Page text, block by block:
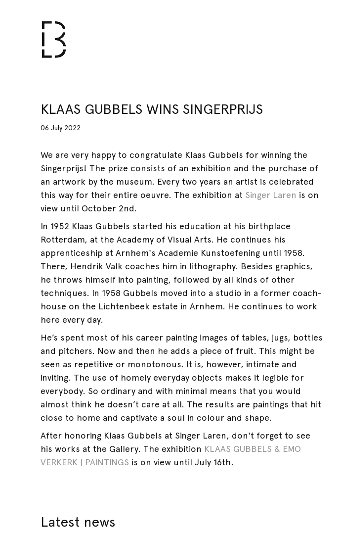
KLAAS GUBBELS WINS SINGERPRIJS
06 July 2022
We are very happy to congratulate Klaas Gubbels for winning the
Singerprijs! The prize consists of an exhibition and the purchase of
an artwork by the museum. Every two years an artist is celebrated
this way for their entire oeuvre. The exhibition at Singer Laren is on
view until October 2nd.
In 1952 Klaas Gubbels started his education at his birthplace
Rotterdam, at the Academy of Visual Arts. He continues his
apprenticeship at Arnhem's Academie Kunstoefening until 1958.
There, Hendrik Valk coaches him in lithography. Besides graphics,
he throws himself into painting, followed by all kinds of other
techniques. In 1958 Gubbels moved into a studio in a former coach-
house on the Lichtenbeek estate in Arnhem. He continues to work
here every day.
He’s spent most of his career painting images of tables, jugs, bottles
and pitchers. Now and then he adds a piece of fruit. This might be
seen as repetitive or monotonous. It is, however, intimate and
inviting. The use of homely everyday objects makes it legible for
everybody. So ordinary and with minimal means that you would
almost think he doesn’t care at all. The results are paintings that hit
close to home and captivate a soul in colour and shape.
After honoring Klaas Gubbels at Singer Laren, don't forget to see
his works at the Gallery. The exhibition KLAAS GUBBELS & EMO
VERKERK | PAINTINGS is on view until July 16th.
Latest news